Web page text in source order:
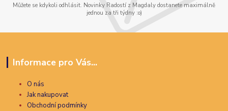
Můžete se kdykoli odhlásit. Novinky Radostí z Magdaly dostanete maximálně
jednou za tři týdny :o)
Informace pro Vás...
O nás
Jak nakupovat
Obchodní podmínky